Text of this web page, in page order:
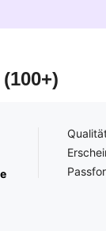
(100+)